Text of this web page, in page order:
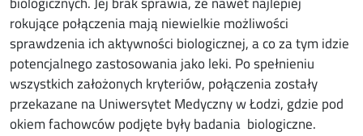
rokujące połączenia mają niewielkie możliwości
sprawdzenia ich aktywności biologicznej, a co za tym idzie
potencjalnego zastosowania jako leki. Po spełnieniu
wszystkich założonych kryteriów, połączenia zostały
przekazane na Uniwersytet Medyczny w Łodzi, gdzie pod
okiem fachowców podjęte były badania biologiczne.